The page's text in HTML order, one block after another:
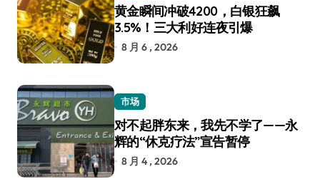
黄金瞬间冲破4200，白银狂飙
3.5%！三大利好连夜引爆
8 月 6 , 2026
市场
对不起胖东来，我先不学了——永
辉的“休克疗法”宣告暂停
8 月 4 , 2026